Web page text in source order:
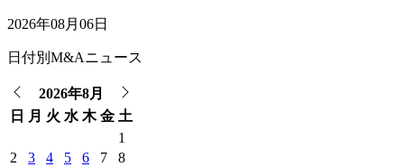
2026年08月06日
日付別M&Aニュース
2026年8月
日
月 火 水 木 金 土
1
2
3 4 5 6 7
8